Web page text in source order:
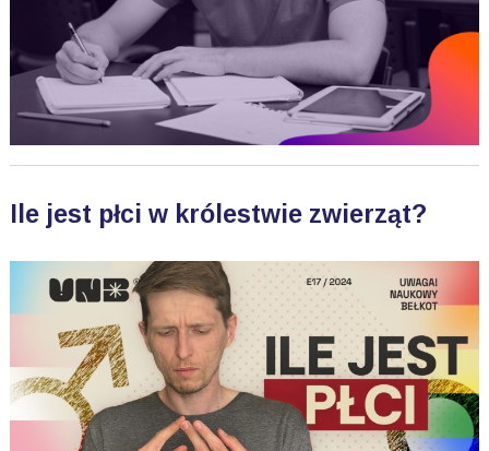
Ile jest płci w królestwie zwierząt?